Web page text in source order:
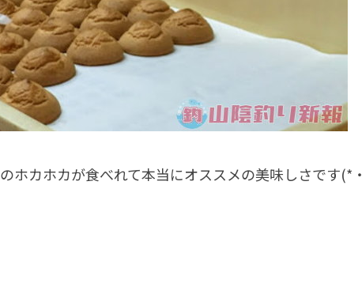
のホカホカが食べれて本当にオススメの美味しさです(*・